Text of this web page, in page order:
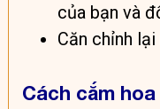
của bạn và
Căn chỉnh
Cách cắm